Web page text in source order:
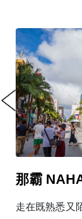
Previous
冰淇
石